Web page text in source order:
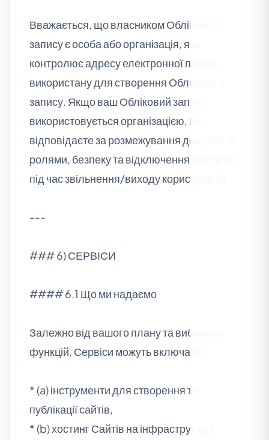
Вважається, що власником Облікового
запису є особа або організація, яка
контролює адресу електронної пошти,
використану для створення Облікового
запису. Якщо ваш Обліковий запис
використовується організацією, ви
відповідаєте за розмежування доступів за
ролями, безпеку та відключення доступів
під час звільнення/виходу користувачів.
---
### 6) СЕРВІСИ
#### 6.1 Що ми надаємо
Залежно від вашого плану та вибраних
функцій, Сервіси можуть включати:
* (a) інструменти для створення та
публікації сайтів,
* (b) хостинг Сайтів на інфраструктурі